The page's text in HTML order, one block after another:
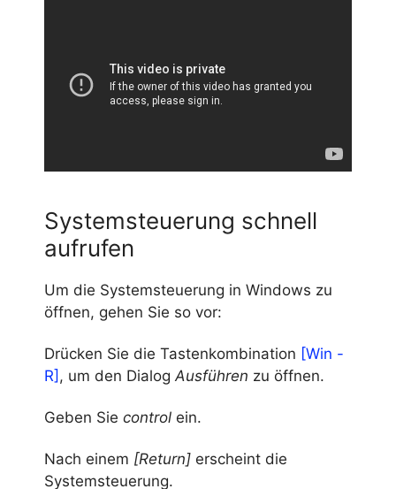
Systemsteuerung schnell
aufrufen
Um die Systemsteuerung in Windows zu
öffnen, gehen Sie so vor:
Drücken Sie die Tastenkombination [Win -
R] , um den DialogAusführen zu öffnen.
Geben Sie control ein.
Nach einem [Return] erscheint die
Systemsteuerung.